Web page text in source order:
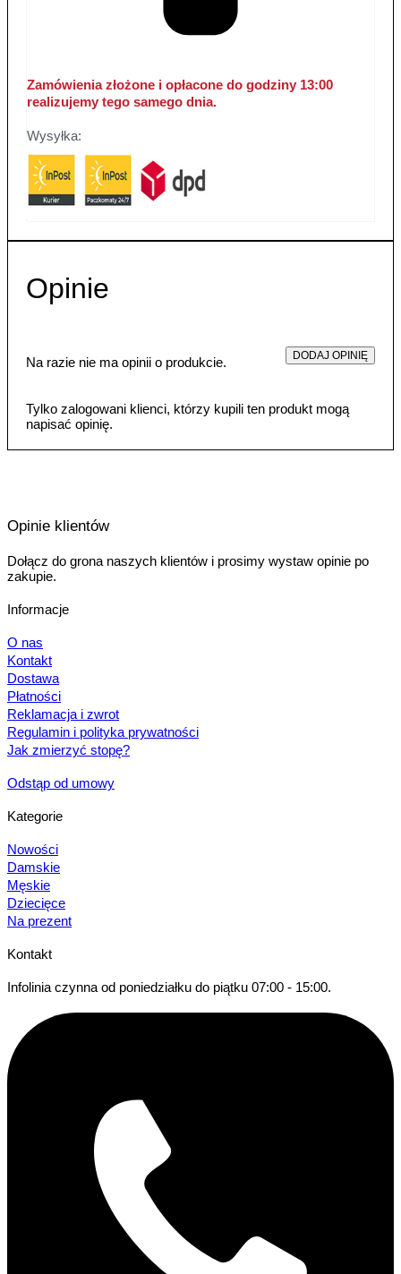
Zamówienia złożone i opłacone do godziny 13:00
realizujemy tego samego dnia.
Wysyłka:
Opinie
Na razie nie ma opinii o produkcie. DODAJ OPINIĘ
Tylko zalogowani klienci, którzy kupili ten produkt mogą
napisać opinię.
Opinie klientów
Dołącz do grona naszych klientów i prosimy wystaw opinie po
zakupie.
Informacje
O nas
Kontakt
Dostawa
Płatności
Reklamacja i zwrot
Regulamin i polityka prywatności
Jak zmierzyć stopę?
Odstąp od umowy
Kategorie
Nowości
Damskie
Męskie
Dziecięce
Na prezent
Kontakt
Infolinia czynna od poniedziałku do piątku 07:00 - 15:00.